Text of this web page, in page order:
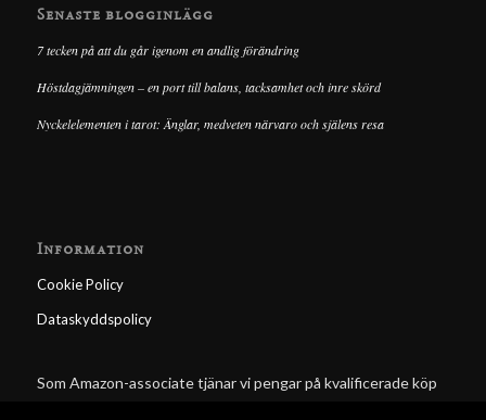
Senaste blogginlägg
7 tecken på att du går igenom en andlig förändring
Höstdagjämningen – en port till balans, tacksamhet och inre skörd
Nyckelelementen i tarot: Änglar, medveten närvaro och själens resa
Information
Cookie Policy
Dataskyddspolicy
Som Amazon-associate tjänar vi pengar på kvalificerade köp